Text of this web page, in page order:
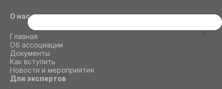
О нас
Главная
Об ассоциации
Документы
Как вступить
Новости и мероприятия
Для экспертов
Этот сайт использует cookie
Для корректной работы данного сайта
необходимы файлы cookie
СОГЛАСИЕ